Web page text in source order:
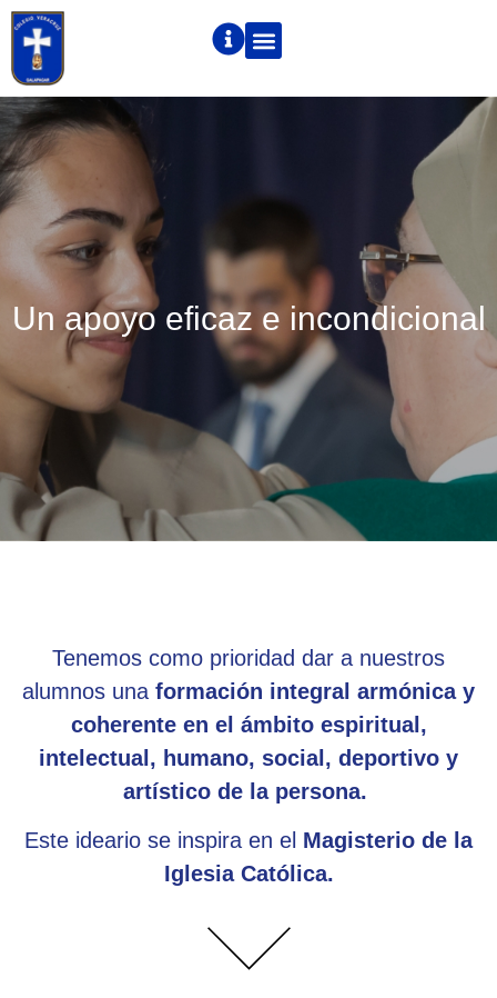
Un apoyo eficaz e incondicional
Tenemos como prioridad dar a nuestros
alumnos una formación integral armónica y
coherente en el ámbito espiritual,
intelectual, humano, social, deportivo y
artístico de la persona.
Este ideario se inspira en el Magisterio de la
Iglesia Católica.